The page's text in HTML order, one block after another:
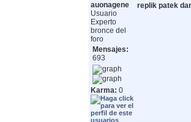
auonagene
Usuario
Experto
bronce del
foro
Mensajes:
693
Karma: 0
replik patek